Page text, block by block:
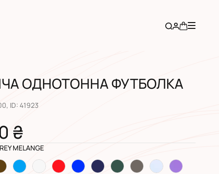
ОДНОТОННА ФУТБОЛКА
, ID: 41923
₴
MELANGE